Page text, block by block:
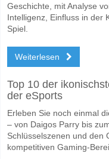
Geschichte, mit Analyse
Intelligenz, Einfluss in der
Spiel.
Weiterlesen
Top 10 der
der eSports
Erleben Sie noch einmal
– von Daigos Parry bis
Schlüsselszenen und den
kompetitiven Gaming-